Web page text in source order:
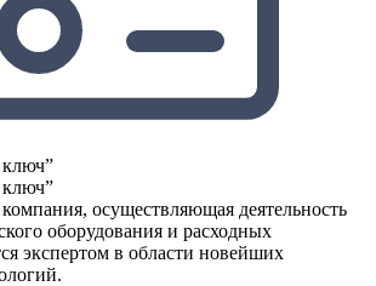
ключ”
ключ”
осуществляющая деятельность
оборудования и расходных
экспертом в области новейших